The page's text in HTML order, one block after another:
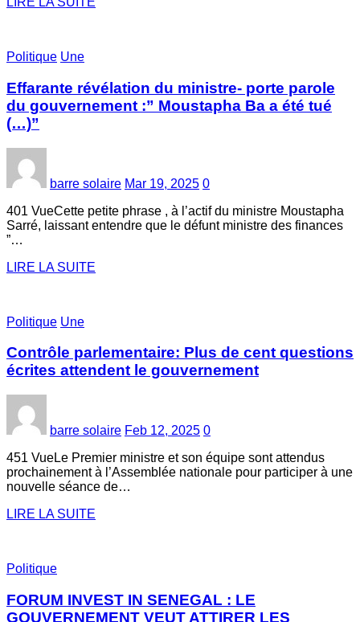
Politique Une
Effarante révélation du ministre- porte parole
du gouvernement :” Moustapha Ba a été tué
(…)”
barre solaire Mar 19, 2025 0
401 VueCette petite phrase , à l’actif du ministre Moustapha
Sarré, laissant entendre que le défunt ministre des finances
”…
LIRE LA SUITE
Politique Une
Contrôle parlementaire: Plus de cent questions
écrites attendent le gouvernement
barre solaire Feb 12, 2025 0
451 VueLe Premier ministre et son équipe sont attendus
prochainement à l’Assemblée nationale pour participer à une
nouvelle séance de…
LIRE LA SUITE
Politique
FORUM INVEST IN SENEGAL : LE
GOUVERNEMENT VEUT ATTIRER LES